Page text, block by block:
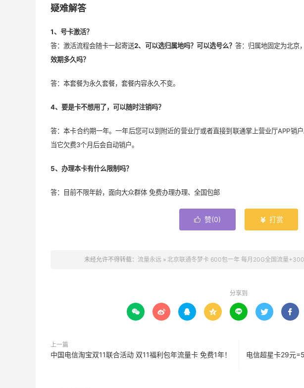
疑难解答
1、号卡激活？
答：激活流程会随卡一起寄送2、可以选归属地吗？可以选号么？答：归属地固定为北京
效期多久吗？
答：本套餐为永久套餐，套餐内容永久不变。
4、要是卡不想用了，可以随时注销吗？
答：本卡合约期一年。一年后您可以到附近的营业厅或者直接到联通掌上营业厅APP销
当它欠费3个月后会自动销户。
5、办理本卡有什么限制吗？
答：目前不限年龄，面向大众群体 免费办理办理、全国包邮
 赞(0)  打赏
未经允许不得转载： 流量永远 » 北京联通冬梦卡 600包一年 每月20G全国流量
分享到
      
上一篇
中国电信淘宝双11联合活动 双11福利包年流量卡 免费1年！
电信超星卡29元